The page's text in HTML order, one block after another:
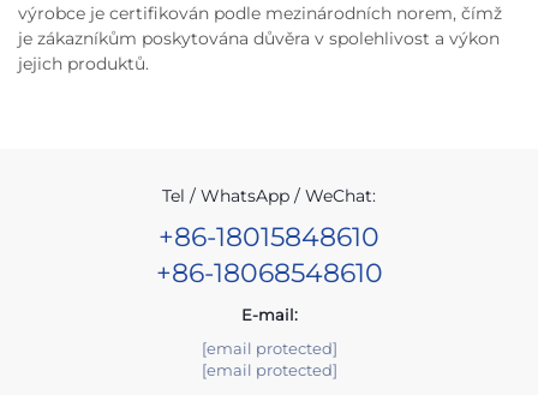
výrobce je certifikován podle mezinárodních norem, čímž
je zákazníkům poskytována důvěra v spolehlivost a výkon
jejich produktů.
Tel / WhatsApp / WeChat:
+86-18015848610
+86-18068548610
E-mail:
[email protected]
[email protected]